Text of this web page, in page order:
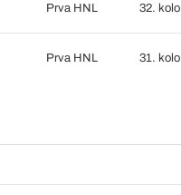
Prva HNL 32. kolo
Prva HNL 31. kolo